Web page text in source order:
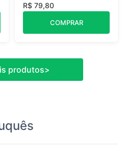
R$ 79,80
COMPRAR
produtos>